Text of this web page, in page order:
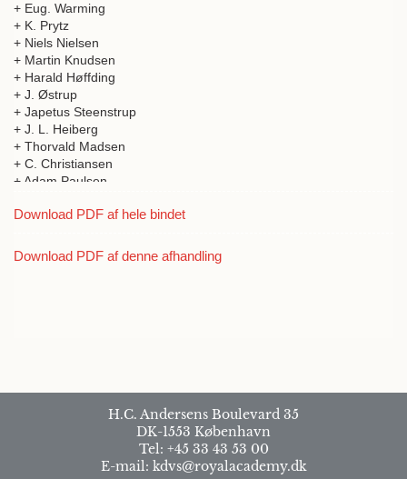
+ Eug. Warming
+ K. Prytz
+ Niels Nielsen
+ Martin Knudsen
+ Harald Høffding
+ J. Østrup
+ Japetus Steenstrup
+ J. L. Heiberg
+ Thorvald Madsen
+ C. Christiansen
+ Adam Paulsen
+ Carl Jul. Salomonsen
+ H. Valentiner
Download PDF af hele bindet
Download PDF af denne afhandling
H.C. Andersens Boulevard 35
DK-1553 København
Tel: +45 33 43 53 00
E-mail: kdvs@royalacademy.dk